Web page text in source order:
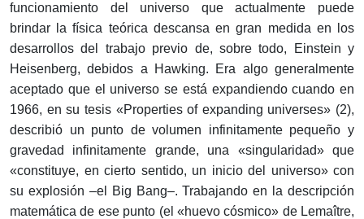
funcionamiento del universo que actualmente puede
brindar la física teórica descansa en gran medida en los
desarrollos del trabajo previo de, sobre todo, Einstein y
Heisenberg, debidos a Hawking. Era algo generalmente
aceptado que el universo se está expandiendo cuando en
1966, en su tesis «Properties of expanding universes» (2),
describió un punto de volumen infinitamente pequeño y
gravedad infinitamente grande, una «singularidad» que
«constituye, en cierto sentido, un inicio del universo» con
su explosión –el Big Bang–. Trabajando en la descripción
matemática de ese punto (el «huevo cósmico» de Lemaître,